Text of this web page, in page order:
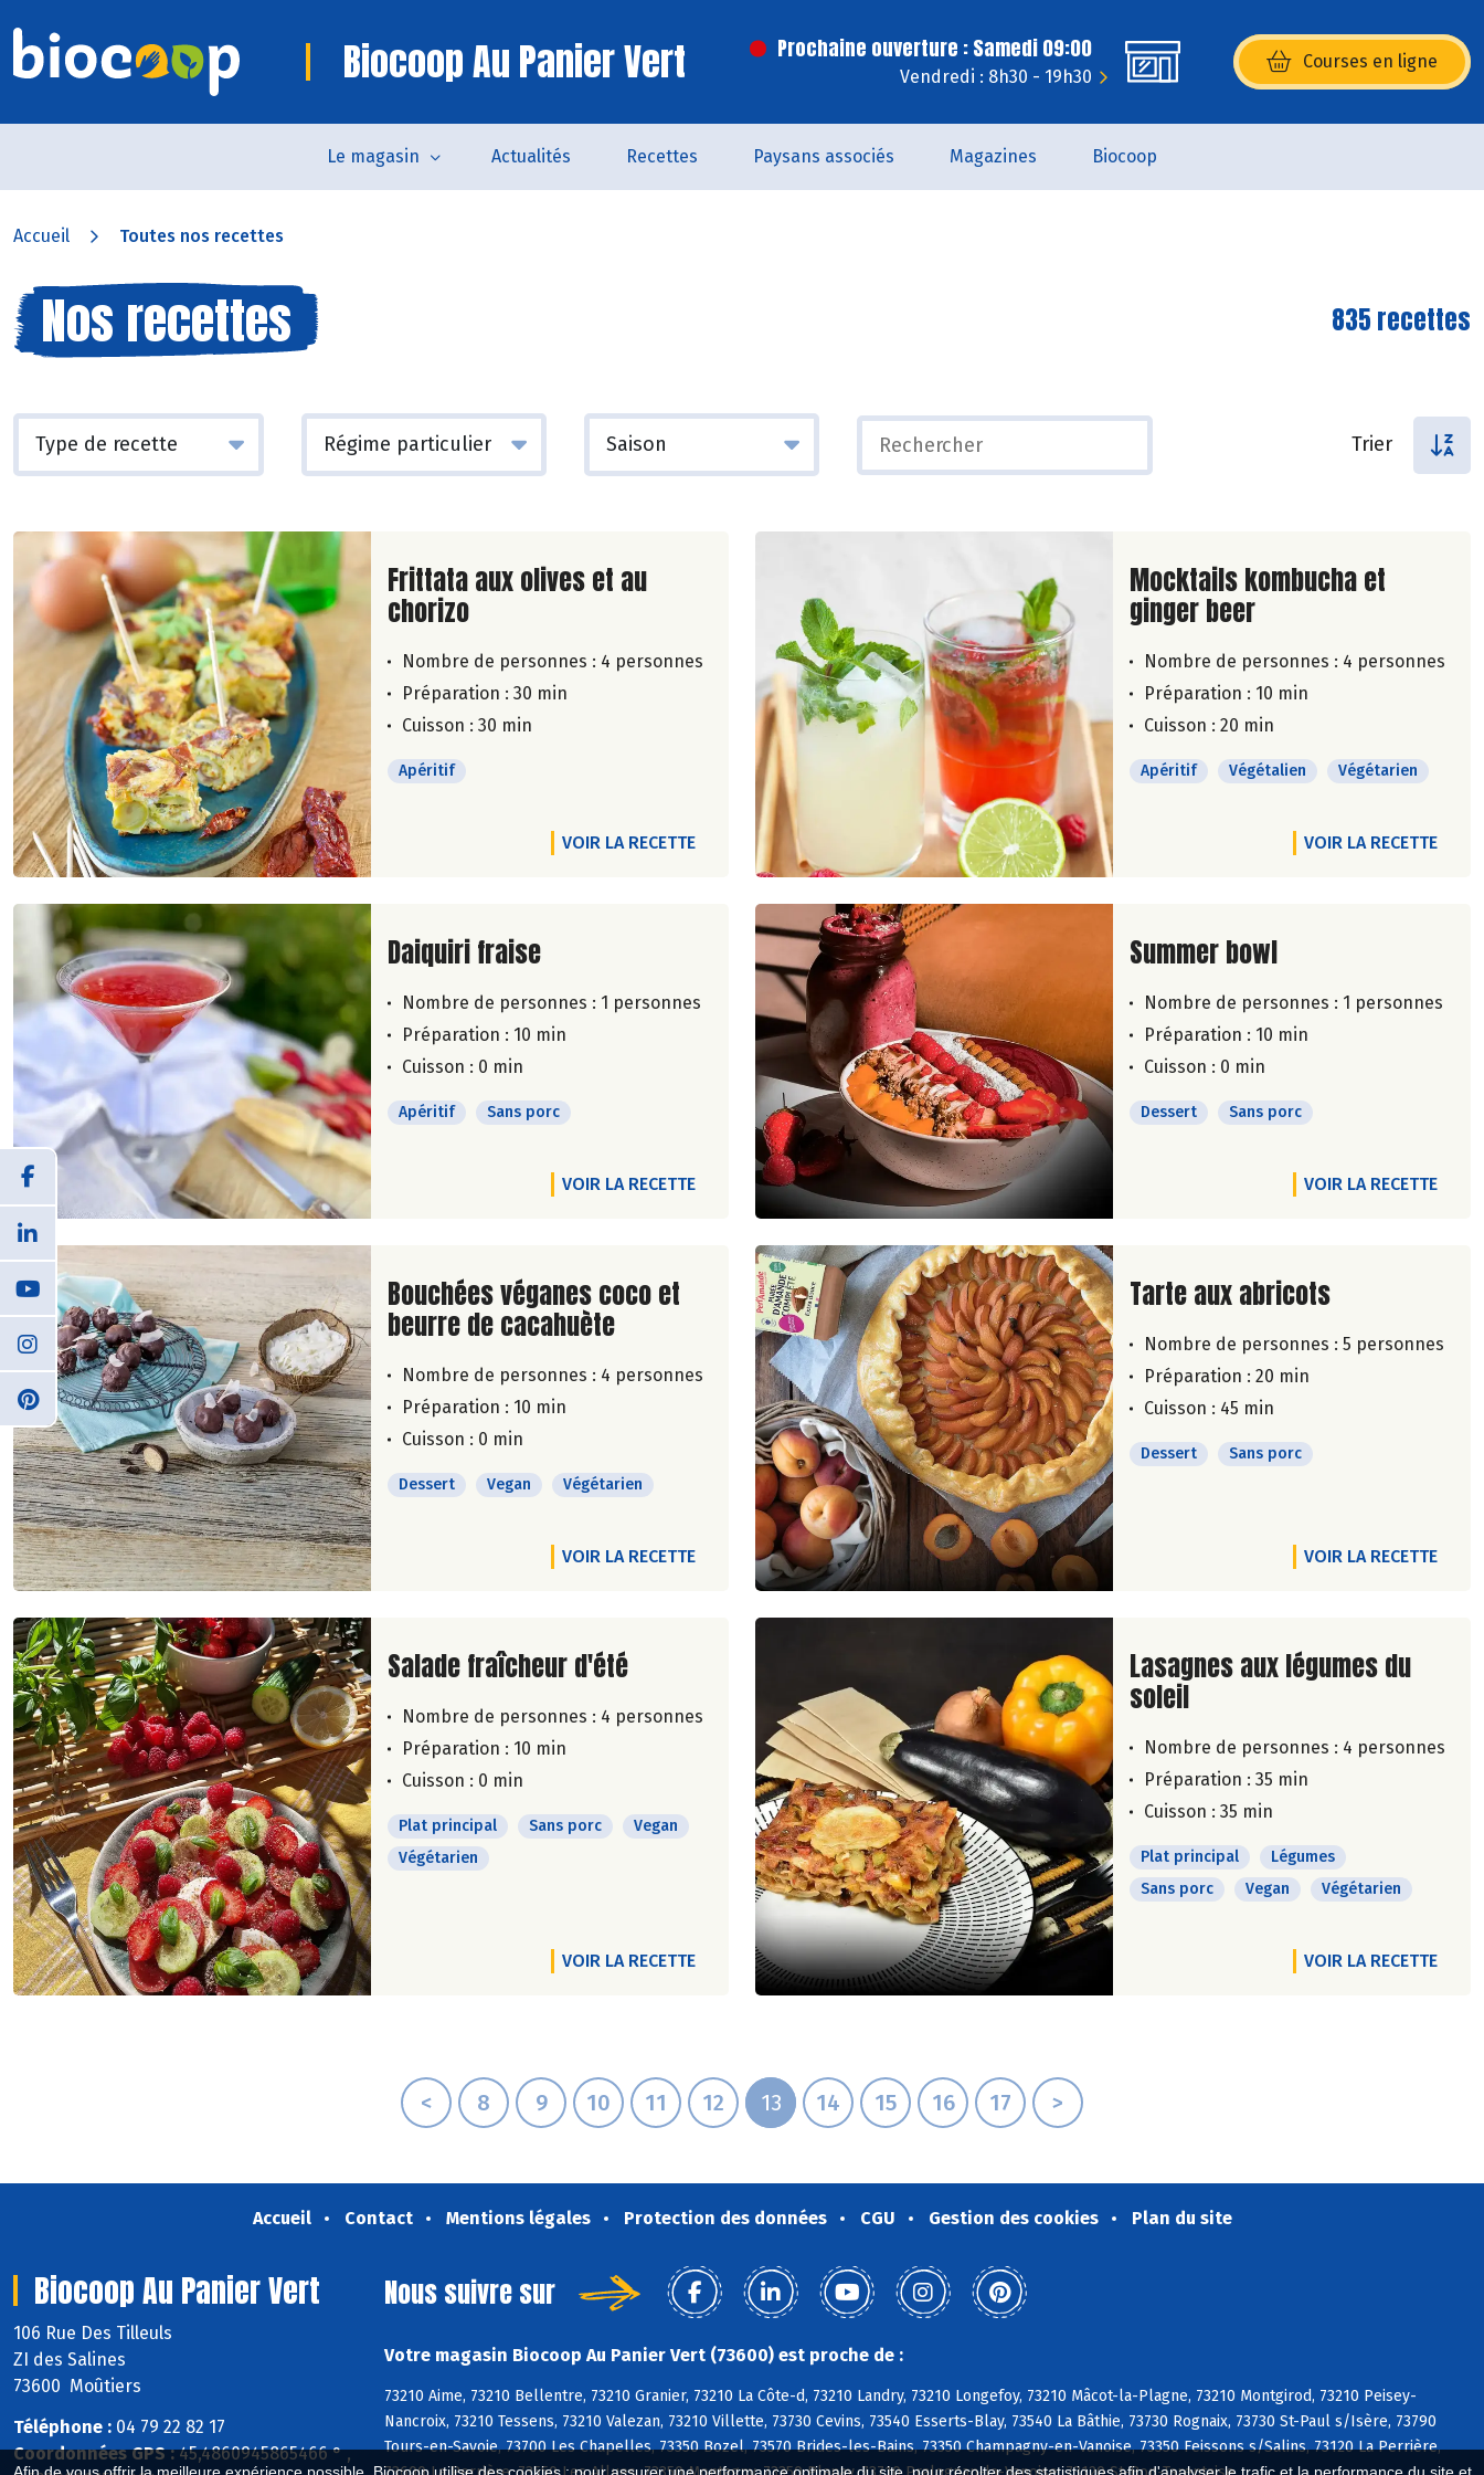
Biocoop Au Panier Vert Prochaine ouverture : Samedi 09:00
Vendredi : 8h30 - 19h30
Courses en ligne
(s’ouvre dans une nouvelle
Le magasin Actualités Recettes Paysans associés Magazines Biocoop
Accueil Toutes nos recettes
Nos recettes 835 recettes
Trier
Lire la suite de la recette
Frittata aux olives et au
chorizo
Nombre de personnes : 4 personnes
Préparation : 30 min
Cuisson : 30 min
Apéritif
VOIR LA RECETTE
Lire la suite de la recette
Mocktails kombucha et
ginger beer
Nombre de personnes : 4 personnes
Préparation : 10 min
Cuisson : 20 min
Apéritif Végétalien Végétarien
VOIR LA RECETTE
Lire la suite de la recette
Daiquiri fraise
Nombre de personnes : 1 personnes
Préparation : 10 min
Cuisson : 0 min
Apéritif Sans porc
VOIR LA RECETTE
Lire la suite de la recette
Summer bowl
Nombre de personnes : 1 personnes
Préparation : 10 min
Cuisson : 0 min
Dessert Sans porc
VOIR LA RECETTE
Lire la suite de la recette
Bouchées véganes coco et
beurre de cacahuète
Nombre de personnes : 4 personnes
Préparation : 10 min
Cuisson : 0 min
Dessert Vegan Végétarien
VOIR LA RECETTE
Lire la suite de la recette
Tarte aux abricots
Nombre de personnes : 5 personnes
Préparation : 20 min
Cuisson : 45 min
Dessert Sans porc
VOIR LA RECETTE
Lire la suite de la recette
Salade fraîcheur d'été
Nombre de personnes : 4 personnes
Préparation : 10 min
Cuisson : 0 min
Plat principal Sans porc
Vegan
Végétarien
VOIR LA RECETTE
Lire la suite de la recette
Lasagnes aux légumes du
soleil
Nombre de personnes : 4 personnes
Préparation : 35 min
Cuisson : 35 min
Plat principal
Légumes
Sans porc
Vegan Végétarien
VOIR LA RECETTE
< 8 9 10 11 12 13 14 15 16 17 >
Accueil Contact Mentions légales Protection des données CGU Gestion des cookies Plan du site
Biocoop Au Panier Vert
106 Rue Des Tilleuls
ZI des Salines
73600 Moûtiers
Téléphone : 04 79 22 82 17
Coordonnées GPS :45,4860945865466 ° ,
Nous suivre sur
Votre magasin Biocoop Au Panier Vert (73600) est proche de :
73210 Aime, 73210 Bellentre, 73210 Granier, 73210 La Côte-d, 73210 Landry, 73210 Longefoy, 73210 Mâcot-la-Plagne, 73210 Montgirod, 73210 Peisey-
Nancroix, 73210 Tessens, 73210 Valezan, 73210 Villette, 73730 Cevins, 73540 Esserts-Blay, 73540 La Bâthie, 73730 Rognaix, 73730 St-Paul s/Isère, 73790
Tours-en-Savoie, 73700 Les Chapelles, 73350 Bozel, 73570 Brides-les-Bains, 73350 Champagny-en-Vanoise, 73350 Feissons s/Salins, 73120 La Perrière,